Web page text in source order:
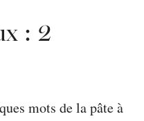
: 2
mots de la pâte à